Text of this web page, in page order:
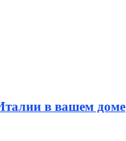
в вашем доме